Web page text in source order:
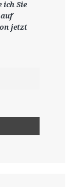
Sie
jetzt